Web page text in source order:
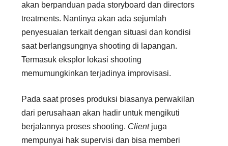
akan berpanduan pada storyboard dan directors
treatments. Nantinya akan ada sejumlah
penyesuaian terkait dengan situasi dan kondisi
saat berlangsungnya shooting di lapangan.
Termasuk eksplor lokasi shooting
memumungkinkan terjadinya improvisasi.
Pada saat proses produksi biasanya perwakilan
dari perusahaan akan hadir untuk mengikuti
berjalannya proses shooting. Client juga
mempunyai hak supervisi dan bisa memberi